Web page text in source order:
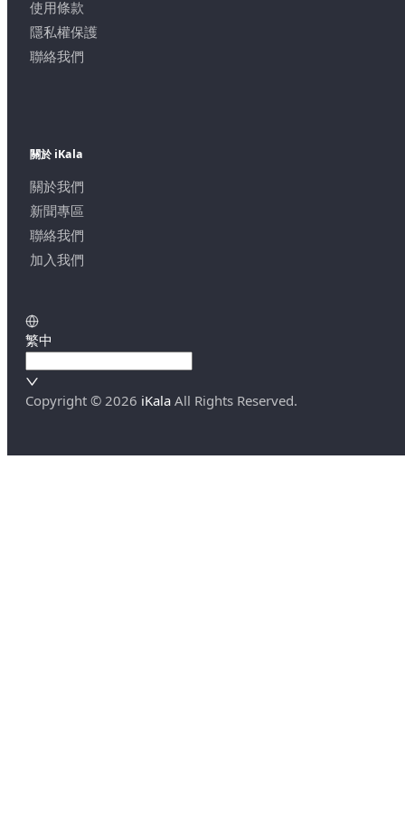
使用條款
隱私權保護
聯絡我們
關於 iKala
關於我們
新聞專區
聯絡我們
加入我們
繁中
Copyright © 2026 iKala All Rights Reserved.